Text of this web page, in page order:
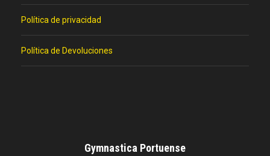
Política de privacidad
Política de Devoluciones
Gymnastica Portuense